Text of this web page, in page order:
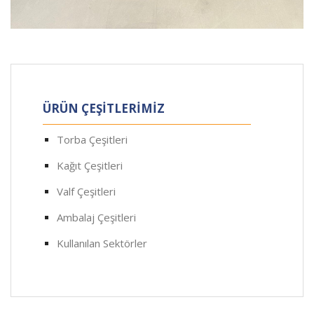
ÜRÜN ÇEŞİTLERİMİZ
Torba Çeşitleri
Kağıt Çeşitleri
Valf Çeşitleri
Ambalaj Çeşitleri
Kullanılan Sektörler